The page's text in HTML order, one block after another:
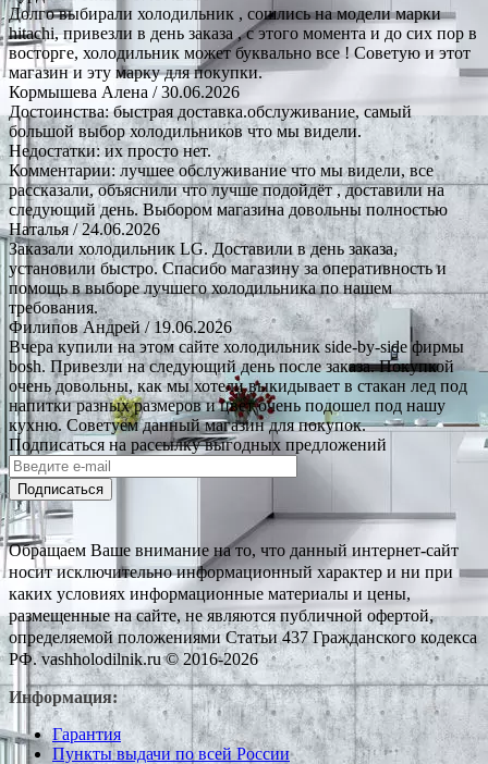
Долго выбирали холодильник , сошлись на модели марки
hitachi, привезли в день заказа , с этого момента и до сих пор в
восторге, холодильник может буквально все ! Советую и этот
магазин и эту марку для покупки.
Кормышева Алена / 30.06.2026
Достоинства: быстрая доставка.обслуживание, самый
большой выбор холодильников что мы видели.
Недостатки: их просто нет.
Комментарии: лучшее обслуживание что мы видели, все
рассказали, объяснили что лучше подойдёт , доставили на
следующий день. Выбором магазина довольны полностью
Наталья/ 24.06.2026
Заказали холодильник LG. Доставили в день заказа,
установили быстро. Спасибо магазину за оперативность и
помощь в выборе лучшего холодильника по нашем
требования.
Филипов Андрей / 19.06.2026
Вчера купили на этом сайте холодильник side-by-side фирмы
bosh. Привезли на следующий день после заказа. Покупкой
очень довольны, как мы хотели выкидывает в стакан лед под
напитки разных размеров и цвет очень подошел под нашу
кухню. Советуем данный магазин для покупок.
Подписаться на рассылку выгодных предложений
Подписаться
Обращаем Ваше внимание на то, что данный интернет-сайт
носит исключительно информационный характер и ни при
каких условиях информационные материалы и цены,
размещенные на сайте, не являются публичной офертой,
определяемой положениями Статьи 437 Гражданского кодекса
РФ. vashholodilnik.ru © 2016-2026
Информация:
Гарантия
Пункты выдачи по всей России